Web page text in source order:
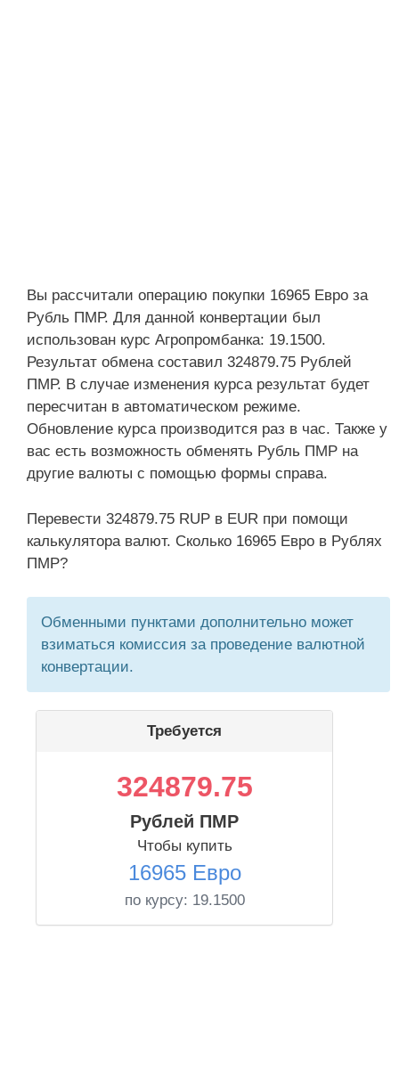
Вы рассчитали операцию покупки 16965 Евро за
Рубль ПМР. Для данной конвертации был
использован курс Агропромбанка: 19.1500.
Результат обмена составил 324879.75 Рублей
ПМР. В случае изменения курса результат будет
пересчитан в автоматическом режиме.
Обновление курса производится раз в час. Также у
вас есть возможность обменять Рубль ПМР на
другие валюты с помощью формы справа.
Перевести 324879.75 RUP в EUR при помощи
калькулятора валют. Сколько 16965 Евро в Рублях
ПМР?
Обменными пунктами дополнительно может
взиматься комиссия за проведение валютной
конвертации.
Требуется
324879.75
Рублей ПМР
Чтобы купить
16965 Евро
по курсу: 19.1500